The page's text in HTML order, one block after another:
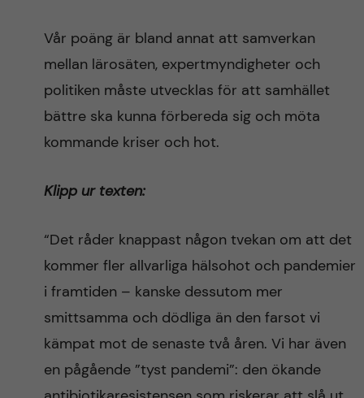
Vår poäng är bland annat att samverkan
mellan lärosäten, expertmyndigheter och
politiken måste utvecklas för att samhället
bättre ska kunna förbereda sig och möta
kommande kriser och hot.
Klipp ur texten:
“Det råder knappast någon tvekan om att det
kommer fler allvarliga hälsohot och pandemier
i framtiden – kanske dessutom mer
smittsamma och dödliga än den farsot vi
kämpat mot de senaste två åren. Vi har även
en pågående ”tyst pandemi”: den ökande